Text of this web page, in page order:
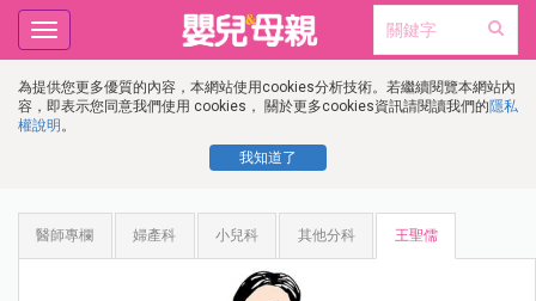
為提供您更多優質的內容，本網站使用cookies分析技術。若繼續閱覽本網站內
容，即表示您同意我們使用 cookies， 關於更多cookies資訊請閱讀我們的隱私
權說明 。
我知道了
Toggle
navigation
醫師專欄 婦產科 小兒科 其他分科 王聖儒